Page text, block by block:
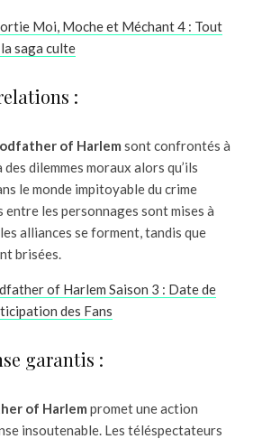
Moi, Moche et Méchant 4 : Tout
saga culte
:
of Harlem sont confrontés à
dilemmes moraux alors qu’ils
le monde impitoyable du crime
les personnages sont mises à
alliances se forment, tandis que
brisées.
of Harlem Saison 3 : Date de
des Fans
garantis :
of Harlem promet une action
insoutenable. Les téléspectateurs